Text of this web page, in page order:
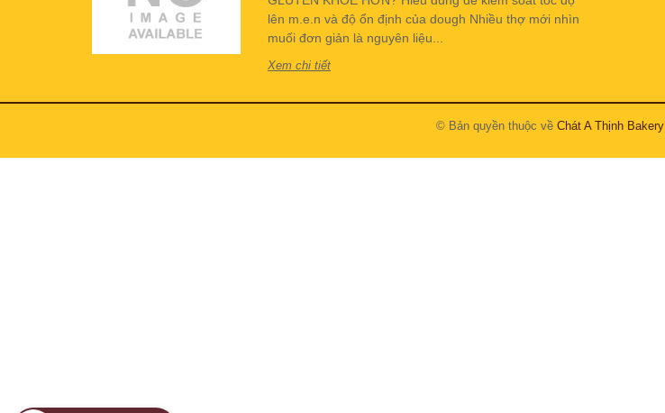
lên m.e.n và độ ổn định của dough Nhiều thợ mới nhìn
muối đơn giản là nguyên liệu...
Xem chi tiết
© Bản quyền thuộc về Chát A Thịnh Bakery